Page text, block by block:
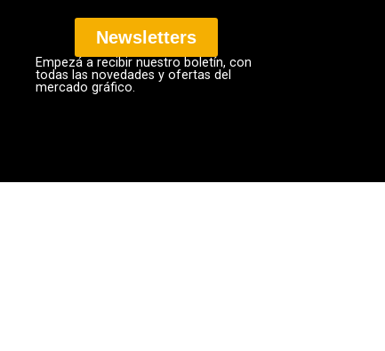
Newsletters
Empezá a recibir nuestro boletín, con
todas las novedades y ofertas del
mercado gráfico.